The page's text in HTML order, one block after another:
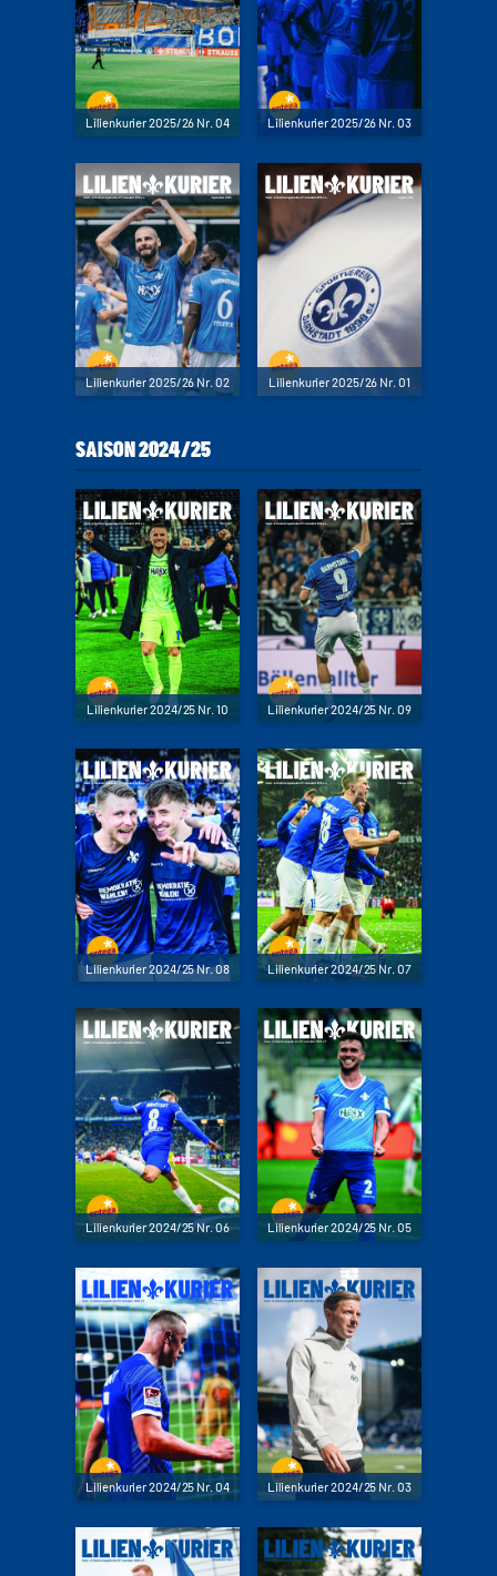
Lilienkurier 2025/26 Nr. 04 Lilienkurier 2025/26 Nr. 03
Lilienkurier 2025/26 Nr. 02 Lilienkurier 2025/26 Nr. 01
SAISON 2024/25
Lilienkurier 2024/25 Nr. 10 Lilienkurier 2024/25 Nr. 09
Lilienkurier 2024/25 Nr. 08 Lilienkurier 2024/25 Nr. 07
Lilienkurier 2024/25 Nr. 06 Lilienkurier 2024/25 Nr. 05
Lilienkurier 2024/25 Nr. 04 Lilienkurier 2024/25 Nr. 03